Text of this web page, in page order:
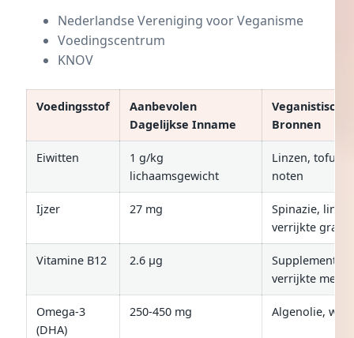
Nederlandse Vereniging voor Veganisme
Voedingscentrum
KNOV
Voedingsstof
Aanbevolen
Dagelijkse Inname
Veganistische
Bronnen
Eiwitten
1 g/kg
lichaamsgewicht
Linzen, tofu,
noten
Ijzer 27 mg
Spinazie,
verrijkte
Vitamine B12 2.6 µg
Supplementen,
verrijkte melk
Omega-3
(DHA)
250-450 mg Algenolie,